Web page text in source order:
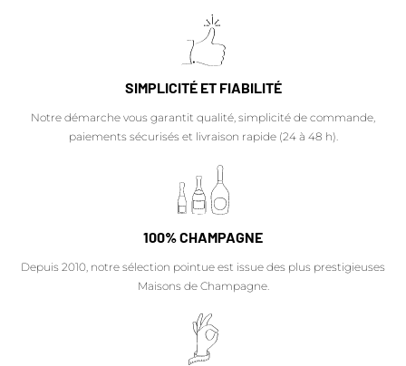
SIMPLICITÉ ET FIABILITÉ
Notre démarche vous garantit qualité, simplicité de commande,
paiements sécurisés et livraison rapide (24 à 48 h).
100% CHAMPAGNE
Depuis 2010, notre sélection pointue est issue des plus prestigieuses
Maisons de Champagne.